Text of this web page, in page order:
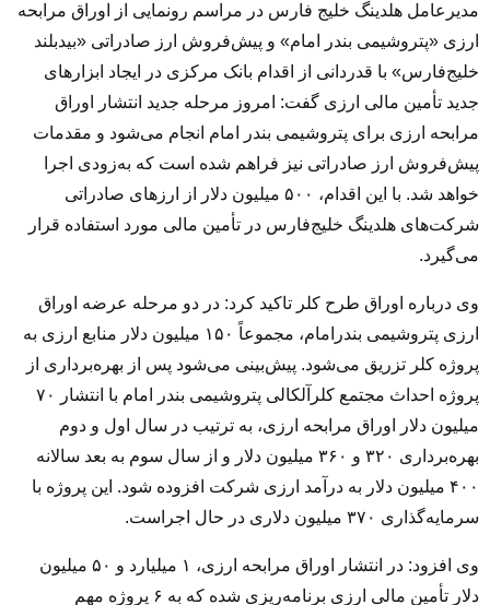
مدیرعامل هلدینگ خلیج فارس در مراسم رونمایی از اوراق مرابحه
ارزی «پتروشیمی بندر امام» و پیش‌فروش ارز صادراتی «بیدبلند
خلیج‌فارس» با قدردانی از اقدام بانک مرکزی در ایجاد ابزارهای
جدید تأمین مالی ارزی گفت: امروز مرحله جدید انتشار اوراق
مرابحه ارزی برای پتروشیمی بندر امام انجام می‌شود و مقدمات
پیش‌فروش ارز صادراتی نیز فراهم شده است که به‌زودی اجرا
خواهد شد. با این اقدام، ۵۰۰ میلیون دلار از ارزهای صادراتی
شرکت‌های هلدینگ خلیج‌فارس در تأمین مالی مورد استفاده قرار
می‌گیرد.
وی درباره اوراق طرح کلر تاکید کرد: در دو مرحله عرضه اوراق
ارزی پتروشیمی بندرامام، مجموعاً ۱۵۰ میلیون دلار منابع ارزی به
پروژه کلر تزریق می‌شود. پیش‌بینی می‌شود پس از بهره‌برداری از
پروژه احداث مجتمع کلرآلکالی پتروشیمی بندر امام با انتشار ۷۰
میلیون دلار اوراق مرابحه ارزی، به ترتیب در سال اول و دوم
بهره‌برداری ۳۲۰ و ۳۶۰ میلیون دلار و از سال سوم به بعد سالانه
۴۰۰ میلیون دلار به درآمد ارزی شرکت افزوده شود. این پروژه با
سرمایه‌گذاری ۳۷۰ میلیون دلاری در حال اجراست.
وی افزود: در انتشار اوراق مرابحه ارزی، ۱ میلیارد و ۵۰ میلیون
دلار تأمین مالی ارزی برنامه‌ریزی شده که به ۶ پروژه مهم